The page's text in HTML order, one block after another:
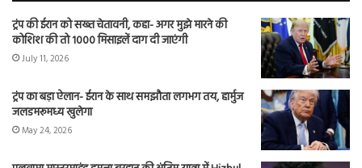
ट्रंप की ईरान को सख्त चेतावनी, कहा- अगर मुझे मारने की
कोशिश की तो 1000 मिसाइलें दाग दी जाएंगी
July 11, 2026
ट्रंप का बड़ा ऐलान- ईरान के साथ समझौता लगभग तय, हार्मुज
जलडमरूमध्य खुलेगा
May 24, 2026